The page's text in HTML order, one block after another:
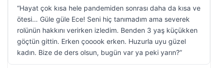
“Hayat çok kısa hele pandemiden sonrası daha da kısa ve
ötesi… Güle güle Ece! Seni hiç tanımadım ama severek
rolünün hakkını verirken izledim. Benden 3 yaş küçükken
göçtün gittin. Erken çooook erken. Huzurla uyu güzel
kadın. Bize de ders olsun, bugün var ya peki yarın?”